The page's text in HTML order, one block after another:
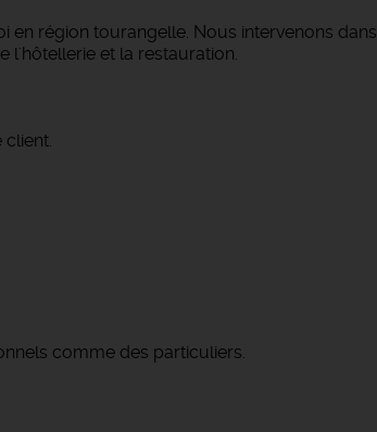
région tourangelle. Nous intervenons dans
l'hôtellerie et la restauration.
client.
comme des particuliers.